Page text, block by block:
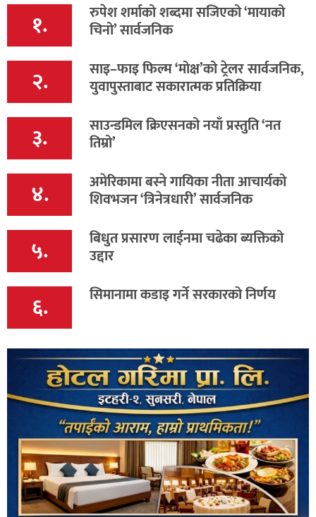
१. रुपेश शर्माको शब्दमा सजिएको ‘मायाको
चिनो’ सार्वजनिक
२. साइ–फाइ फिल्म ‘मोक्ष’को ट्रेलर सार्वजनिक,
युवापुस्ताबाट सकारात्मक प्रतिक्रिया
३. साउन्डमिल क्रिएसनको नयाँ प्रस्तुति ‘नत
तिम्रो’
४. अमेरिकामा बस्ने गायिका नीता आचार्यको
शिवभजन ‘त्रिनेत्रधारी’ सार्वजनिक
५. बिधुत प्रसारण लाईनमा चढेका ब्यक्तिको
उद्दार
६. सिमानामा कडाइ गर्ने सरकारको निर्णय